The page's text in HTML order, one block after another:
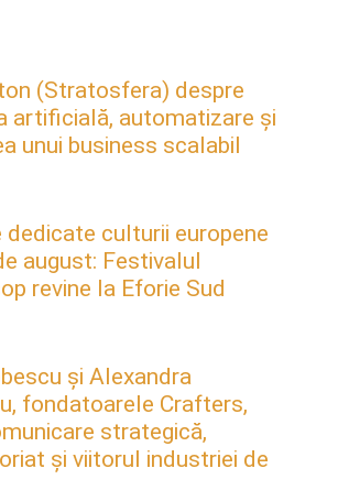
(Stratosfera) despre
artificială, automatizare și
unui business scalabil
dedicate culturii europene
august: Festivalul
revine la Eforie Sud
și Alexandra
fondatoarele Crafters,
strategică,
și viitorul industriei de